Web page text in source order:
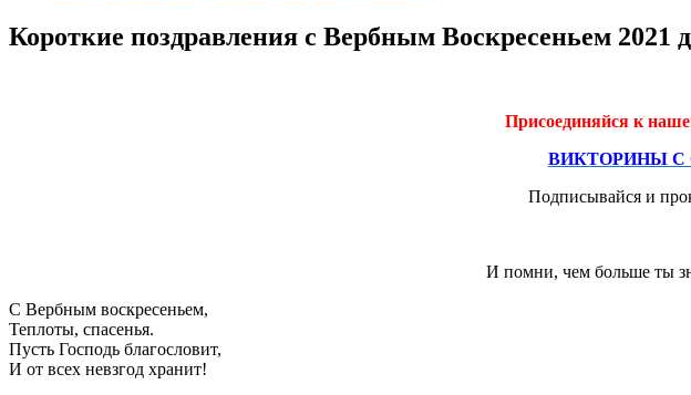
Короткие поздравления с Вербным Воскресеньем 2021
Присоединяйся к
ВИКТОРИНЫ
Подписывайся и
И помни, чем больше ты
С Вербным воскресеньем,
Теплоты, спасенья.
Пусть Господь благословит,
И от всех невзгод хранит!